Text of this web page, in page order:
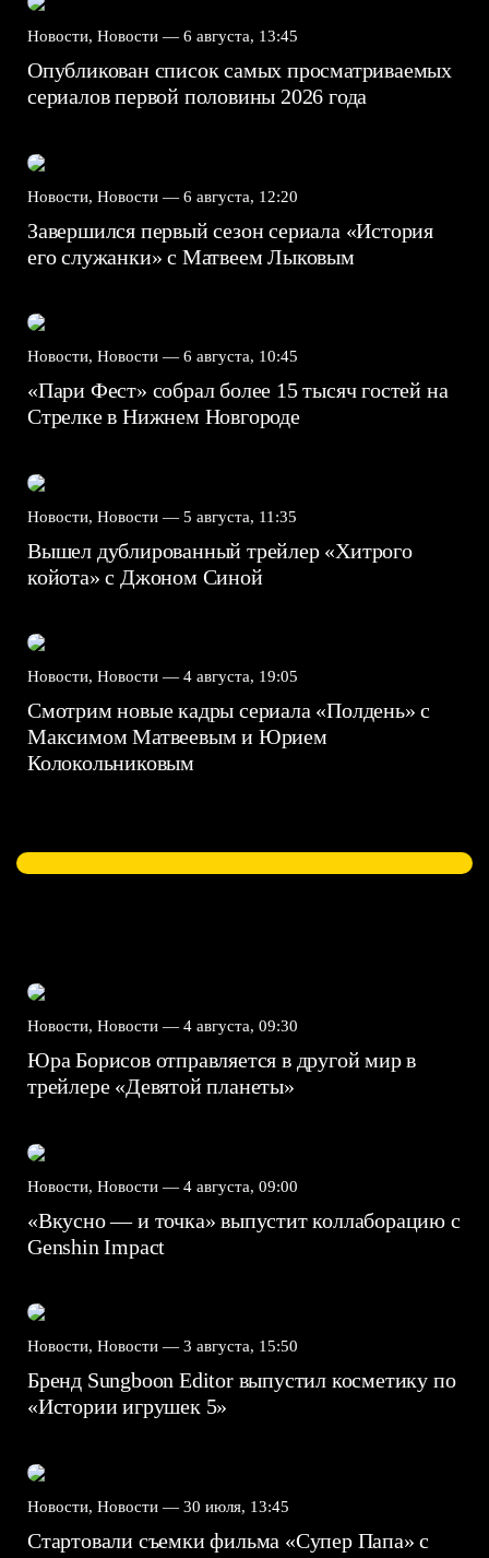
Новости, Новости — 6 августа, 13:45
Опубликован список самых просматриваемых
сериалов первой половины 2026 года
Новости, Новости — 6 августа, 12:20
Завершился первый сезон сериала «История
его служанки» с Матвеем Лыковым
Новости, Новости — 6 августа, 10:45
«Пари Фест» собрал более 15 тысяч гостей на
Стрелке в Нижнем Новгороде
Новости, Новости — 5 августа, 11:35
Вышел дублированный трейлер «Хитрого
койота» с Джоном Синой
Новости, Новости — 4 августа, 19:05
Смотрим новые кадры сериала «Полдень» с
Максимом Матвеевым и Юрием
Колокольниковым
Новости, Новости — 4 августа, 09:30
Юра Борисов отправляется в другой мир в
трейлере «Девятой планеты»
Новости, Новости — 4 августа, 09:00
«Вкусно — и точка» выпустит коллаборацию с
Genshin Impact⁠⁠
Новости, Новости — 3 августа, 15:50
Бренд Sungboon Editor выпустил косметику по
«Истории игрушек 5»
Новости, Новости — 30 июля, 13:45
Стартовали съемки фильма «Супер Папа» с